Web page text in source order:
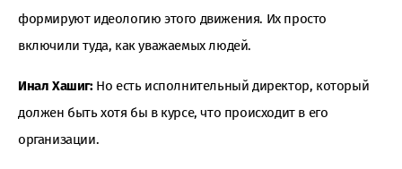
формируют идеологию этого движения. Их просто
включили туда, как уважаемых людей.
Инал Хашиг:Но есть исполнительный директор, который
должен быть хотя бы в курсе, что происходит в его
организации.